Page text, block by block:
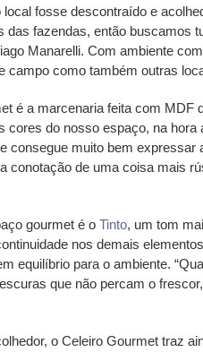
fosse descontraído e
fazendas, então buscamos
Manarelli. Com ambiente
campo como também outras
é a marcenaria feita com MDF
do nosso espaço, na hora
consegue muito bem expressar
conotação de uma coisa mais
gourmet é o Tinto, um tom
nos demais
equilíbrio para o ambiente.
que não percam o
o Celeiro Gourmet traz